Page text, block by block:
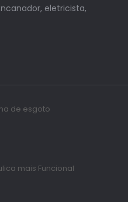
eletricista,
de esgoto
mais Funcional